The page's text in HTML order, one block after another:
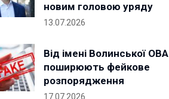
новим головою уряду
13.07.2026
Від імені Волинської ОВА
поширюють фейкове
розпорядження
17.07.2026